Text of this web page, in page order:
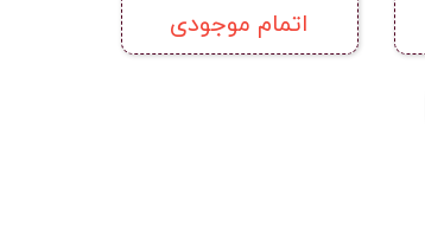
اتمام موجودی